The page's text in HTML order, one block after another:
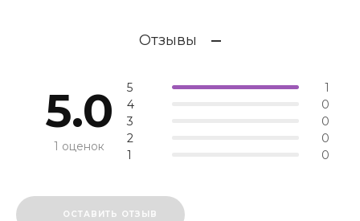
Отзывы
5.0
1 оценок
5
1
4
0
3
0
2
0
1
0
ОСТАВИТЬ ОТЗЫВ